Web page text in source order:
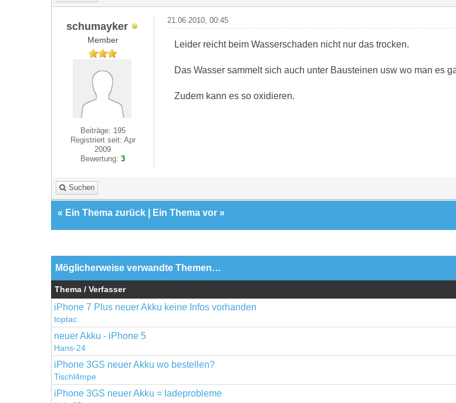
schumayker
Member
Beiträge: 195
Registriert seit: Apr
2009
Bewertung:3
21.06.2010, 00:45
Leider reicht beim Wasserschaden nicht nur das trocken.
Das Wasser sammelt sich auch unter Bausteinen usw wo man es
Zudem kann es so oxidieren.
Suchen
« Ein Thema zurück Ein Thema vor »
Möglicherweise verwandte Themen…
Thema / Verfasser
iPhone 7 Plus neuer Akku keine Infos vorhanden
toptac
neuer Akku - iPhone 5
Hans-24
iPhone 3GS neuer Akku wo bestellen?
Tischl4mpe
iPhone 3GS neuer Akku = ladeprobleme